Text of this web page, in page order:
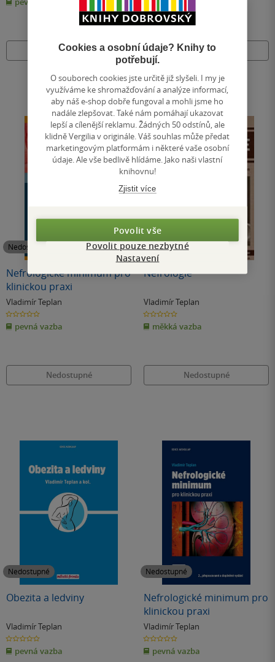
hvězdiček
Nedostupné Nedostupné
Nedostupné
Nefrologické minimum pro
klinickou praxi
Vladimír Teplan
0.0
z
5
hvězdiček
pevná vazba
Nedostupné
Nedostupné
Nefrologie
Vladimír Teplan
0.0
z
5
hvězdiček
měkká vazba
Nedostupné
Nedostupné
Obezita a ledviny
Vladimír Teplan
0.0
z
5
hvězdiček
pevná vazba
Nedostupné
Nefrologické minimum pro
klinickou praxi
Vladimír Teplan
0.0
z
5
hvězdiček
pevná vazba
Cookies a osobní údaje? Knihy to
potřebují.
O souborech cookies jste určitě již slyšeli. I my je
využíváme ke shromažďování a analýze informací,
aby náš e-shop dobře fungoval a mohli jsme ho
nadále zlepšovat. Také nám pomáhají ukazovat
lepší a cílenější reklamu. Žádných 50 odstínů, ale
klidně Vergilia v originále. Váš souhlas může předat
marketingovým platformám i některé vaše osobní
údaje. Ale vše bedlivě hlídáme. Jako naši vlastní
knihovnu!
Zjistit více
Povolit vše
Povolit pouze nezbytné
Nastavení